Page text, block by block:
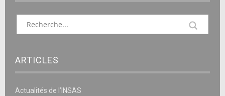
ARTICLES
Actualités de l’INSAS